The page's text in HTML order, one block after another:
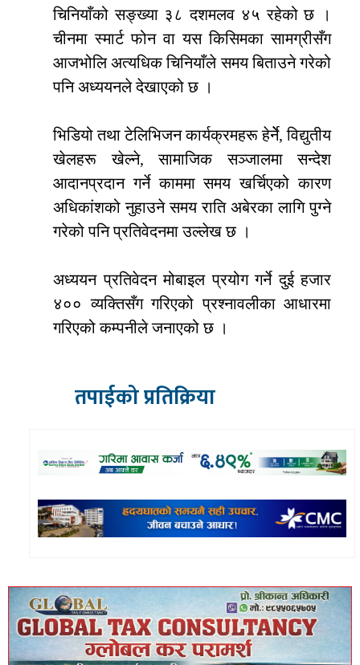
चिनियाँको सङ्ख्या ३८ दशमलव ४५ रहेको छ ।
चीनमा स्मार्ट फोन वा यस किसिमका सामग्रीसँग
आजभोलि अत्यधिक चिनियाँले समय बिताउने गरेको
पनि अध्ययनले देखाएको छ ।
भिडियो तथा टेलिभिजन कार्यक्रमहरू हेर्नेे, विद्युतीय
खेलहरू खेल्ने, सामाजिक सञ्जालमा सन्देश
आदानप्रदान गर्ने काममा समय खर्चिएको कारण
अधिकांशको नुहाउने समय राति अबेरका लागि पुग्ने
गरेको पनि प्रतिवेदनमा उल्लेख छ ।
अध्ययन प्रतिवेदन मोबाइल प्रयोग गर्ने दुई हजार
४०० व्यक्तिसँग गरिएको प्रश्नावलीका आधारमा
गरिएको कम्पनीले जनाएको छ ।
तपाईको प्रतिक्रिया